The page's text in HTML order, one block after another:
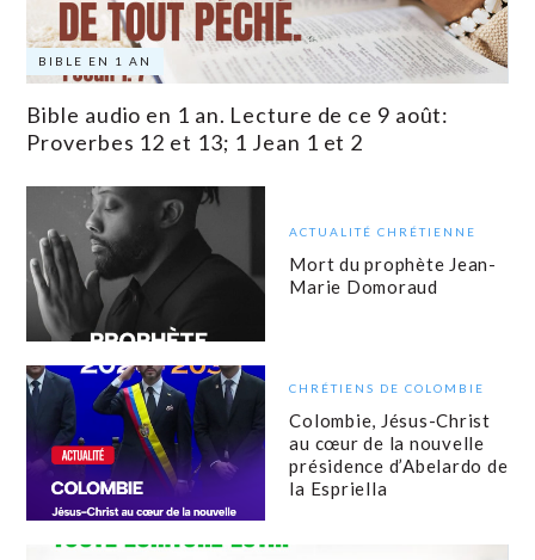
BIBLE EN 1 AN
Bible audio en 1 an. Lecture de ce 9 août:
Proverbes 12 et 13; 1 Jean 1 et 2
ACTUALITÉ CHRÉTIENNE
Mort du prophète Jean-
Marie Domoraud
CHRÉTIENS DE COLOMBIE
Colombie, Jésus-Christ
au cœur de la nouvelle
présidence d’Abelardo de
la Espriella